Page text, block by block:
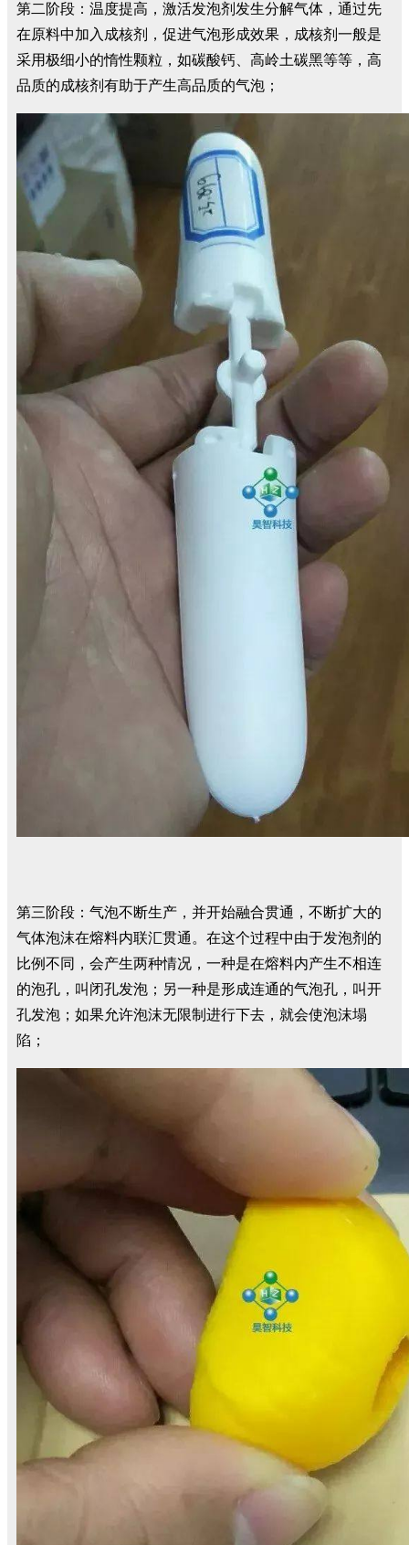
第二阶段：温度提高，激活发泡剂发生分解气体，通过先
在原料中加入成核剂，促进气泡形成效果，成核剂一般是
采用极细小的惰性颗粒，如碳酸钙、高岭土碳黑等等，高
品质的成核剂有助于产生高品质的气泡；
第三阶段：气泡不断生产，并开始融合贯通，不断扩大的
气体泡沫在熔料内联汇贯通。在这个过程中由于发泡剂的
比例不同，会产生两种情况，一种是在熔料内产生不相连
的泡孔，叫闭孔发泡；另一种是形成连通的气泡孔，叫开
孔发泡；如果允许泡沫无限制进行下去，就会使泡沫塌
陷；